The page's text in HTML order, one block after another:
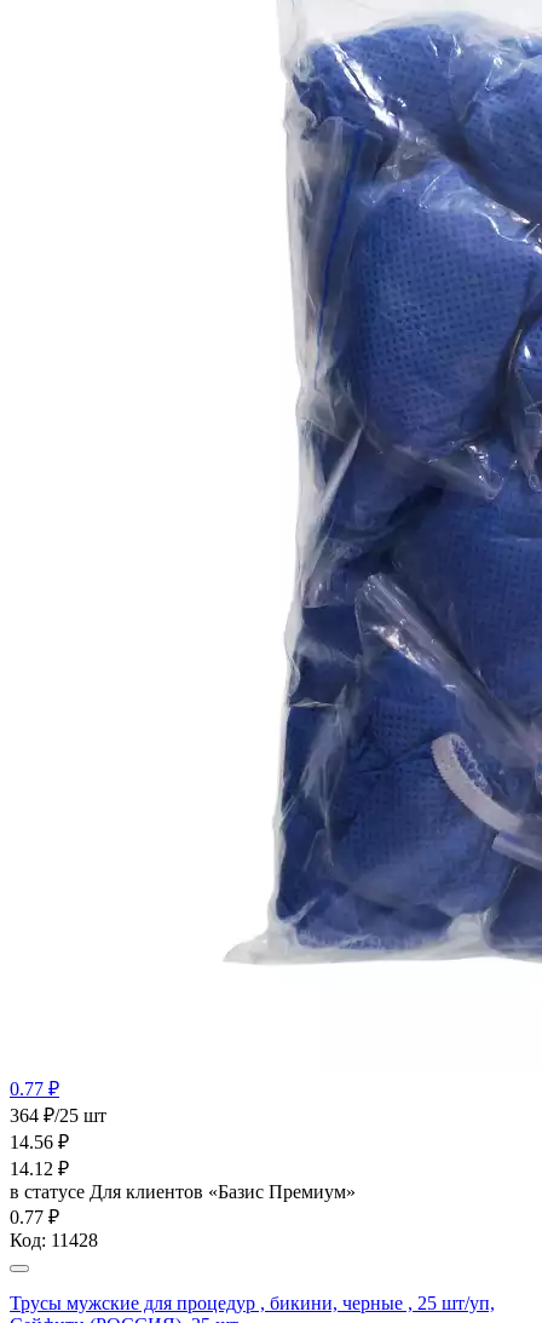
0.77 ₽
364 ₽/25 шт
14.56 ₽
14.12 ₽
в статусе Для клиентов «Базис Премиум»
0.77 ₽
Код: 11428
Трусы мужские для процедур , бикини, черные , 25 шт/уп,